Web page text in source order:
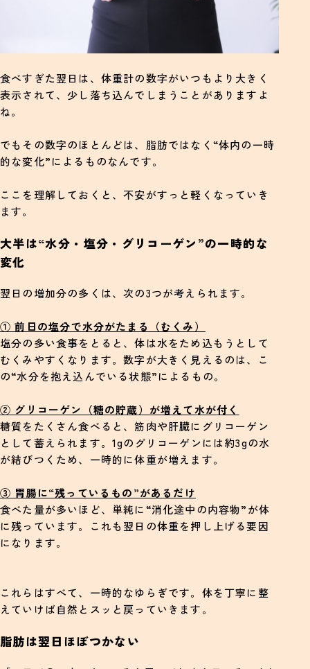
食べすぎた翌日は、体重計の数字がいつもより大きく
表示されて、少し落ち込んでしまうことがありますよ
ね。
でもその数字のほとんどは、脂肪ではなく“体内の一時
的な変化”によるものなんです。
ここを理解しておくと、不安がすっと軽くなっていき
ます。
大半は“水分・塩分・グリコーゲン”の一時的な
変化
翌日の増加分の多くは、次の3つが考えられます。
① 前日の塩分で水分がたまる（むくみ）
塩分の多い食事をとると、体は水をため込もうとして
むくみやすくなります。数字が大きく見えるのは、こ
の“水分を抱え込んでいる状態”によるもの。
② グリコーゲン（糖の貯蔵）が増えて水が付く
糖質をたくさん食べると、筋肉や肝臓にグリコーゲン
として蓄えられます。1gのグリコーゲンには約3gの水
が結びつくため、一時的に体重が増えます。
③ 胃腸に“残っているもの”があるだけ
食べた量が多いほど、単純に“消化途中の内容物”が体
に残っています。これも翌日の体重を押し上げる要因
になります。
これらはすべて、一時的なゆらぎです。体を丁寧に整
えていけば自然とスッと戻っていきます。
脂肪は翌日ほぼつかない